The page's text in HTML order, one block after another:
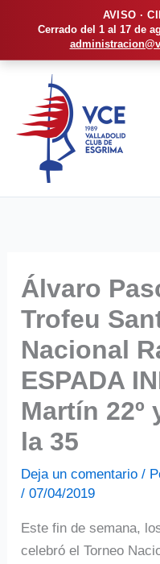
AVISO ·
Cerrado del 1 al 17 de
contenido
Álvaro
Trofeu
Nacional
ESPADA
Martín 22º
la 35
Deja un comentario /
/07/04/2019
Este fin de semana,
celebró el Torneo